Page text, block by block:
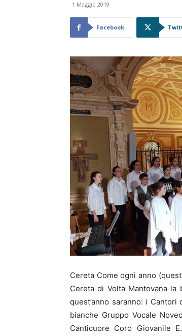
1 Maggio 2019
Facebook
Cereta Come ogni anno
Cereta di Volta Mantovana
quest’anno saranno: i
bianche Gruppo Vocale
Canticuore Coro Giovanile